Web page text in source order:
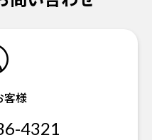
客様
4321